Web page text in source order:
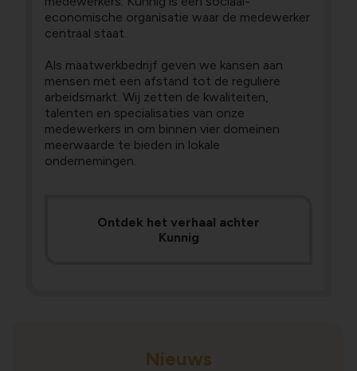
economische organisatie waar de medewerker
centraal staat.
Als maatwerkbedrijf geven we kansen aan
mensen met een afstand tot de reguliere
arbeidsmarkt. Wij zetten de kwaliteiten,
talenten en specialisaties van onze
medewerkers in om binnen vier domeinen
meerwaarde te bieden in lokale
ondernemingen.
Ontdek het verhaal achter
Kunnig
Nieuws